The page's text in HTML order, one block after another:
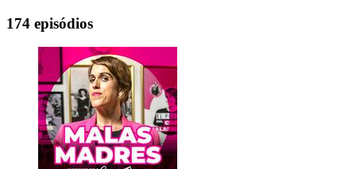
174 episódios